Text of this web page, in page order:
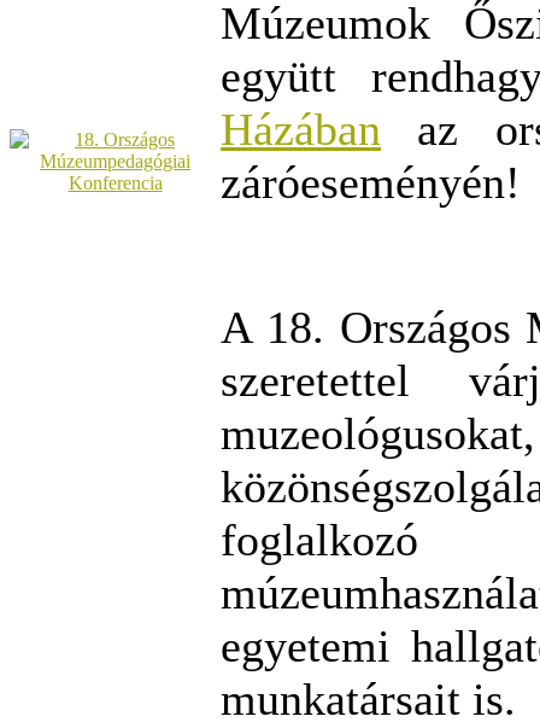
Múzeumok
együtt
Házában az
záróeseményén!
A 18. Országos
szeretettel
foglalkozó
egyetemi
munkatársait is.